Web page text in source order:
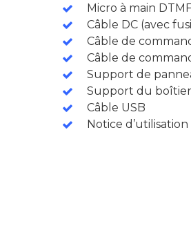
Micro à main
Câble DC (avec
Câble de
Câble de
Support de
Support du boîtier
Câble USB
Notice d’utilisation